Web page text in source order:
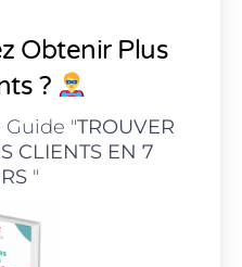
Obtenir Plus
?
"TROUVER
CLIENTS EN 7
"